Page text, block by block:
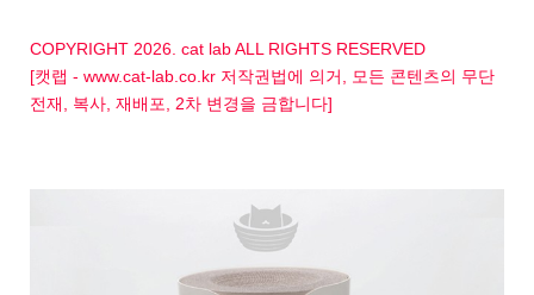
COPYRIGHT 2026. cat lab ALL RIGHTS RESERVED
[캣랩 - www.cat-lab.co.kr 저작권법에 의거, 모든 콘텐츠의 무단
전재, 복사, 재배포, 2차 변경을 금합니다]